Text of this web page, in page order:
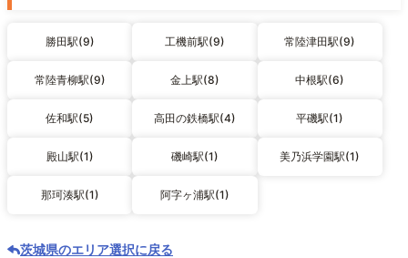
勝田駅(9) 工機前駅(9) 常陸津田駅(9)
常陸青柳駅(9) 金上駅(8) 中根駅(6)
佐和駅(5) 高田の鉄橋駅(4) 平磯駅(1)
殿山駅(1) 磯崎駅(1) 美乃浜学園駅(1)
那珂湊駅(1) 阿字ヶ浦駅(1)
茨城県のエリア選択に戻る